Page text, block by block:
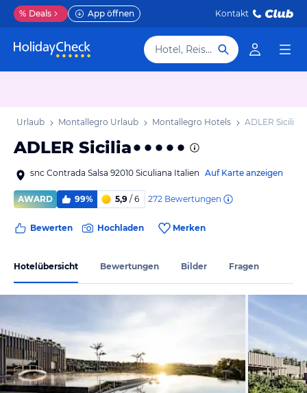
% Deals App öffnen Kontakt
Hotel, Reiseziel
Urlaub Montallegro Urlaub Montallegro Hotels ADLER Sicilia
ADLER Sicilia
snc Contrada Salsa 92010 Siculiana Italien Auf Karte anzeigen
AWARD 99% 5,9 / 6 272 Bewertungen
Bewerten Hochladen Merken
Hotelübersicht Bewertungen Bilder Fragen